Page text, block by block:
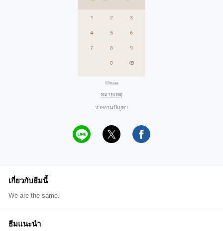
©huaa
หมายเหตุ
รายงานปัญหา
เกี่ยวกับธีมนี้
We are the same.
ธีมแนะนำ